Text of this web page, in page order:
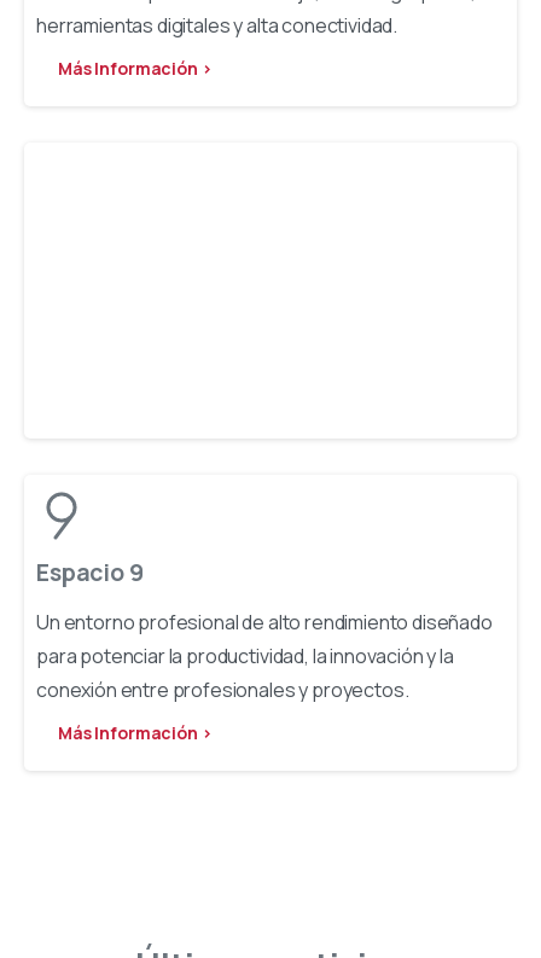
herramientas digitales y alta conectividad.
Más Información >
Espacio 9
Un entorno profesional de alto rendimiento diseñado
para potenciar la productividad, la innovación y la
conexión entre profesionales y proyectos.
Más Información >